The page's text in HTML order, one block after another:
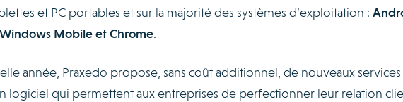
et PC portables et sur la majorité des systèmes d’exploitation :
Mobile et Chrome.
année, Praxedo propose, sans coût additionnel, de nouveaux services
logiciel qui permettent aux entreprises de perfectionner leur relation